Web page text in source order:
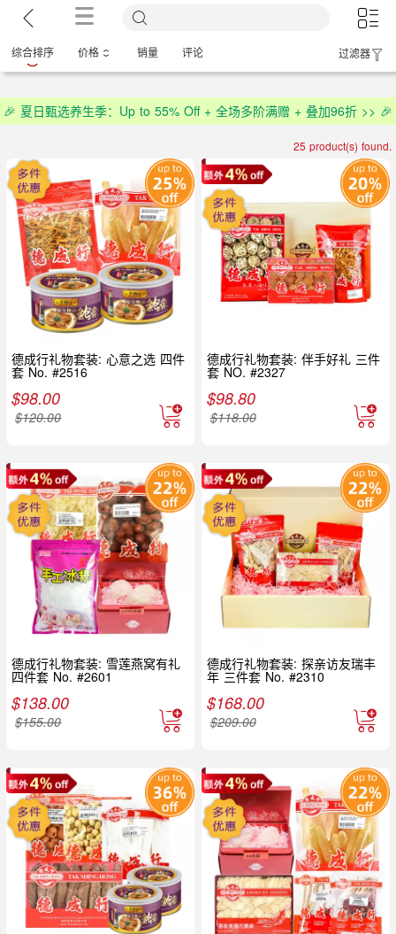
综合排序 价格 销量 评论 过滤器
🎉 夏日甄选养生季：Up to 55% Off + 全场多阶满赠 + 叠加96折 >> 🎉
25 product(s) found.
德成行礼物套装: 心意之选 四件
套 No. #2516
$98.00
$120.00
德成行礼物套装: 伴手好礼 三件
套 NO. #2327
$98.80
$118.00
德成行礼物套装: 雪莲燕窝有礼
四件套 No. #2601
$138.00
$155.00
德成行礼物套装: 探亲访友瑞丰
年 三件套 No. #2310
$168.00
$209.00